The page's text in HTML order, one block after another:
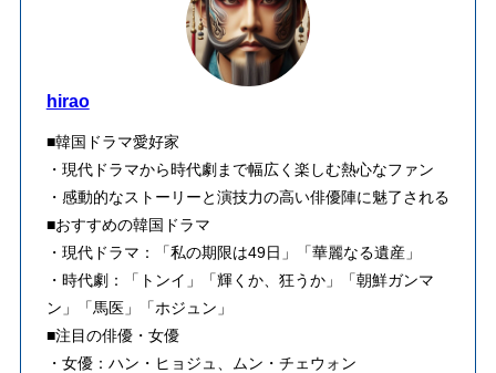
hirao
■韓国ドラマ愛好家
・現代ドラマから時代劇まで幅広く楽しむ熱心なファン
・感動的なストーリーと演技力の高い俳優陣に魅了される
■おすすめの韓国ドラマ
・現代ドラマ：「私の期限は49日」「華麗なる遺産」
・時代劇：「トンイ」「輝くか、狂うか」「朝鮮ガンマ
ン」「馬医」「ホジュン」
■注目の俳優・女優
・女優：ハン・ヒョジュ、ムン・チェウォン